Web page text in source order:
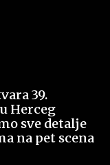
39.
Herceg
sve detalje
na pet scena